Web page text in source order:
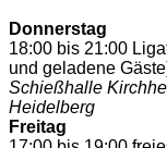
Donnerstag
18:00 bis 21:00
und geladene
Schießhalle
Heidelberg
Freitag